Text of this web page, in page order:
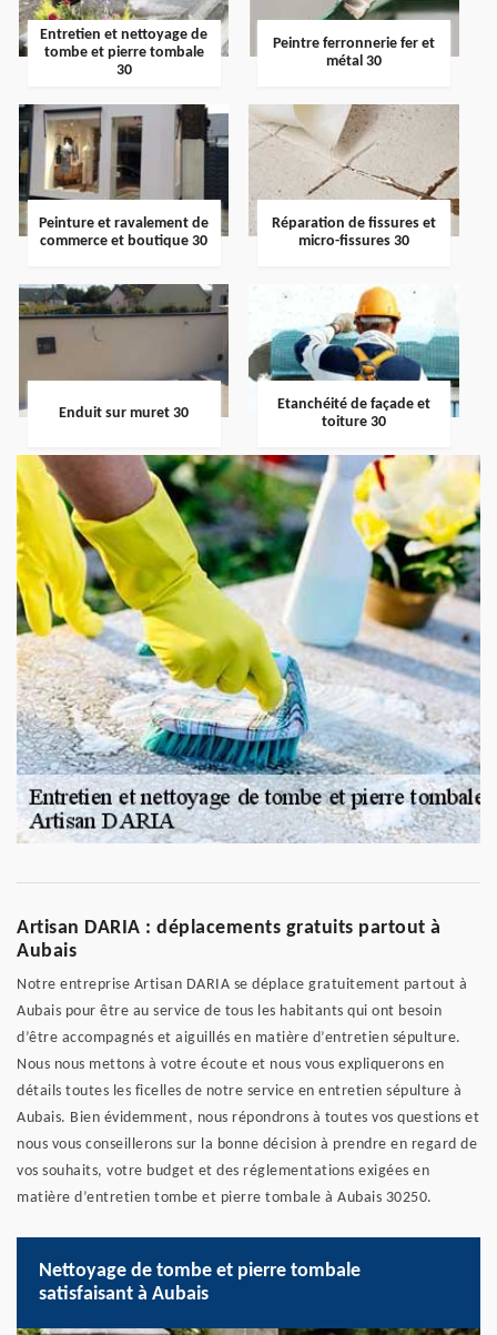
Entretien et nettoyage de
tombe et pierre tombale
30
Peintre ferronnerie fer et
métal 30
Peinture et ravalement de
commerce et boutique 30
Réparation de fissures et
micro-fissures 30
Enduit sur muret 30
Etanchéité de façade et
toiture 30
Artisan DARIA : déplacements gratuits partout à
Aubais
Notre entreprise Artisan DARIA se déplace gratuitement partout à
Aubais pour être au service de tous les habitants qui ont besoin
d’être accompagnés et aiguillés en matière d’entretien sépulture.
Nous nous mettons à votre écoute et nous vous expliquerons en
détails toutes les ficelles de notre service en entretien sépulture à
Aubais. Bien évidemment, nous répondrons à toutes vos questions et
nous vous conseillerons sur la bonne décision à prendre en regard de
vos souhaits, votre budget et des réglementations exigées en
matière d’entretien tombe et pierre tombale à Aubais 30250.
Nettoyage de tombe et pierre tombale
satisfaisant à Aubais